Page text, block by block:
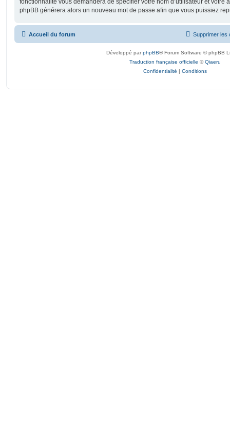
fonctionnalité vous demandera de spécifier votre nom d’utilisateur et votre
phpBB générera alors un nouveau mot de passe afin que vous puissiez
Accueil du forum Supprimer les
Développé parphpBB® Forum Software © phpBB
Traduction française officielle ©Qiaeru
Confidentialité | Conditions